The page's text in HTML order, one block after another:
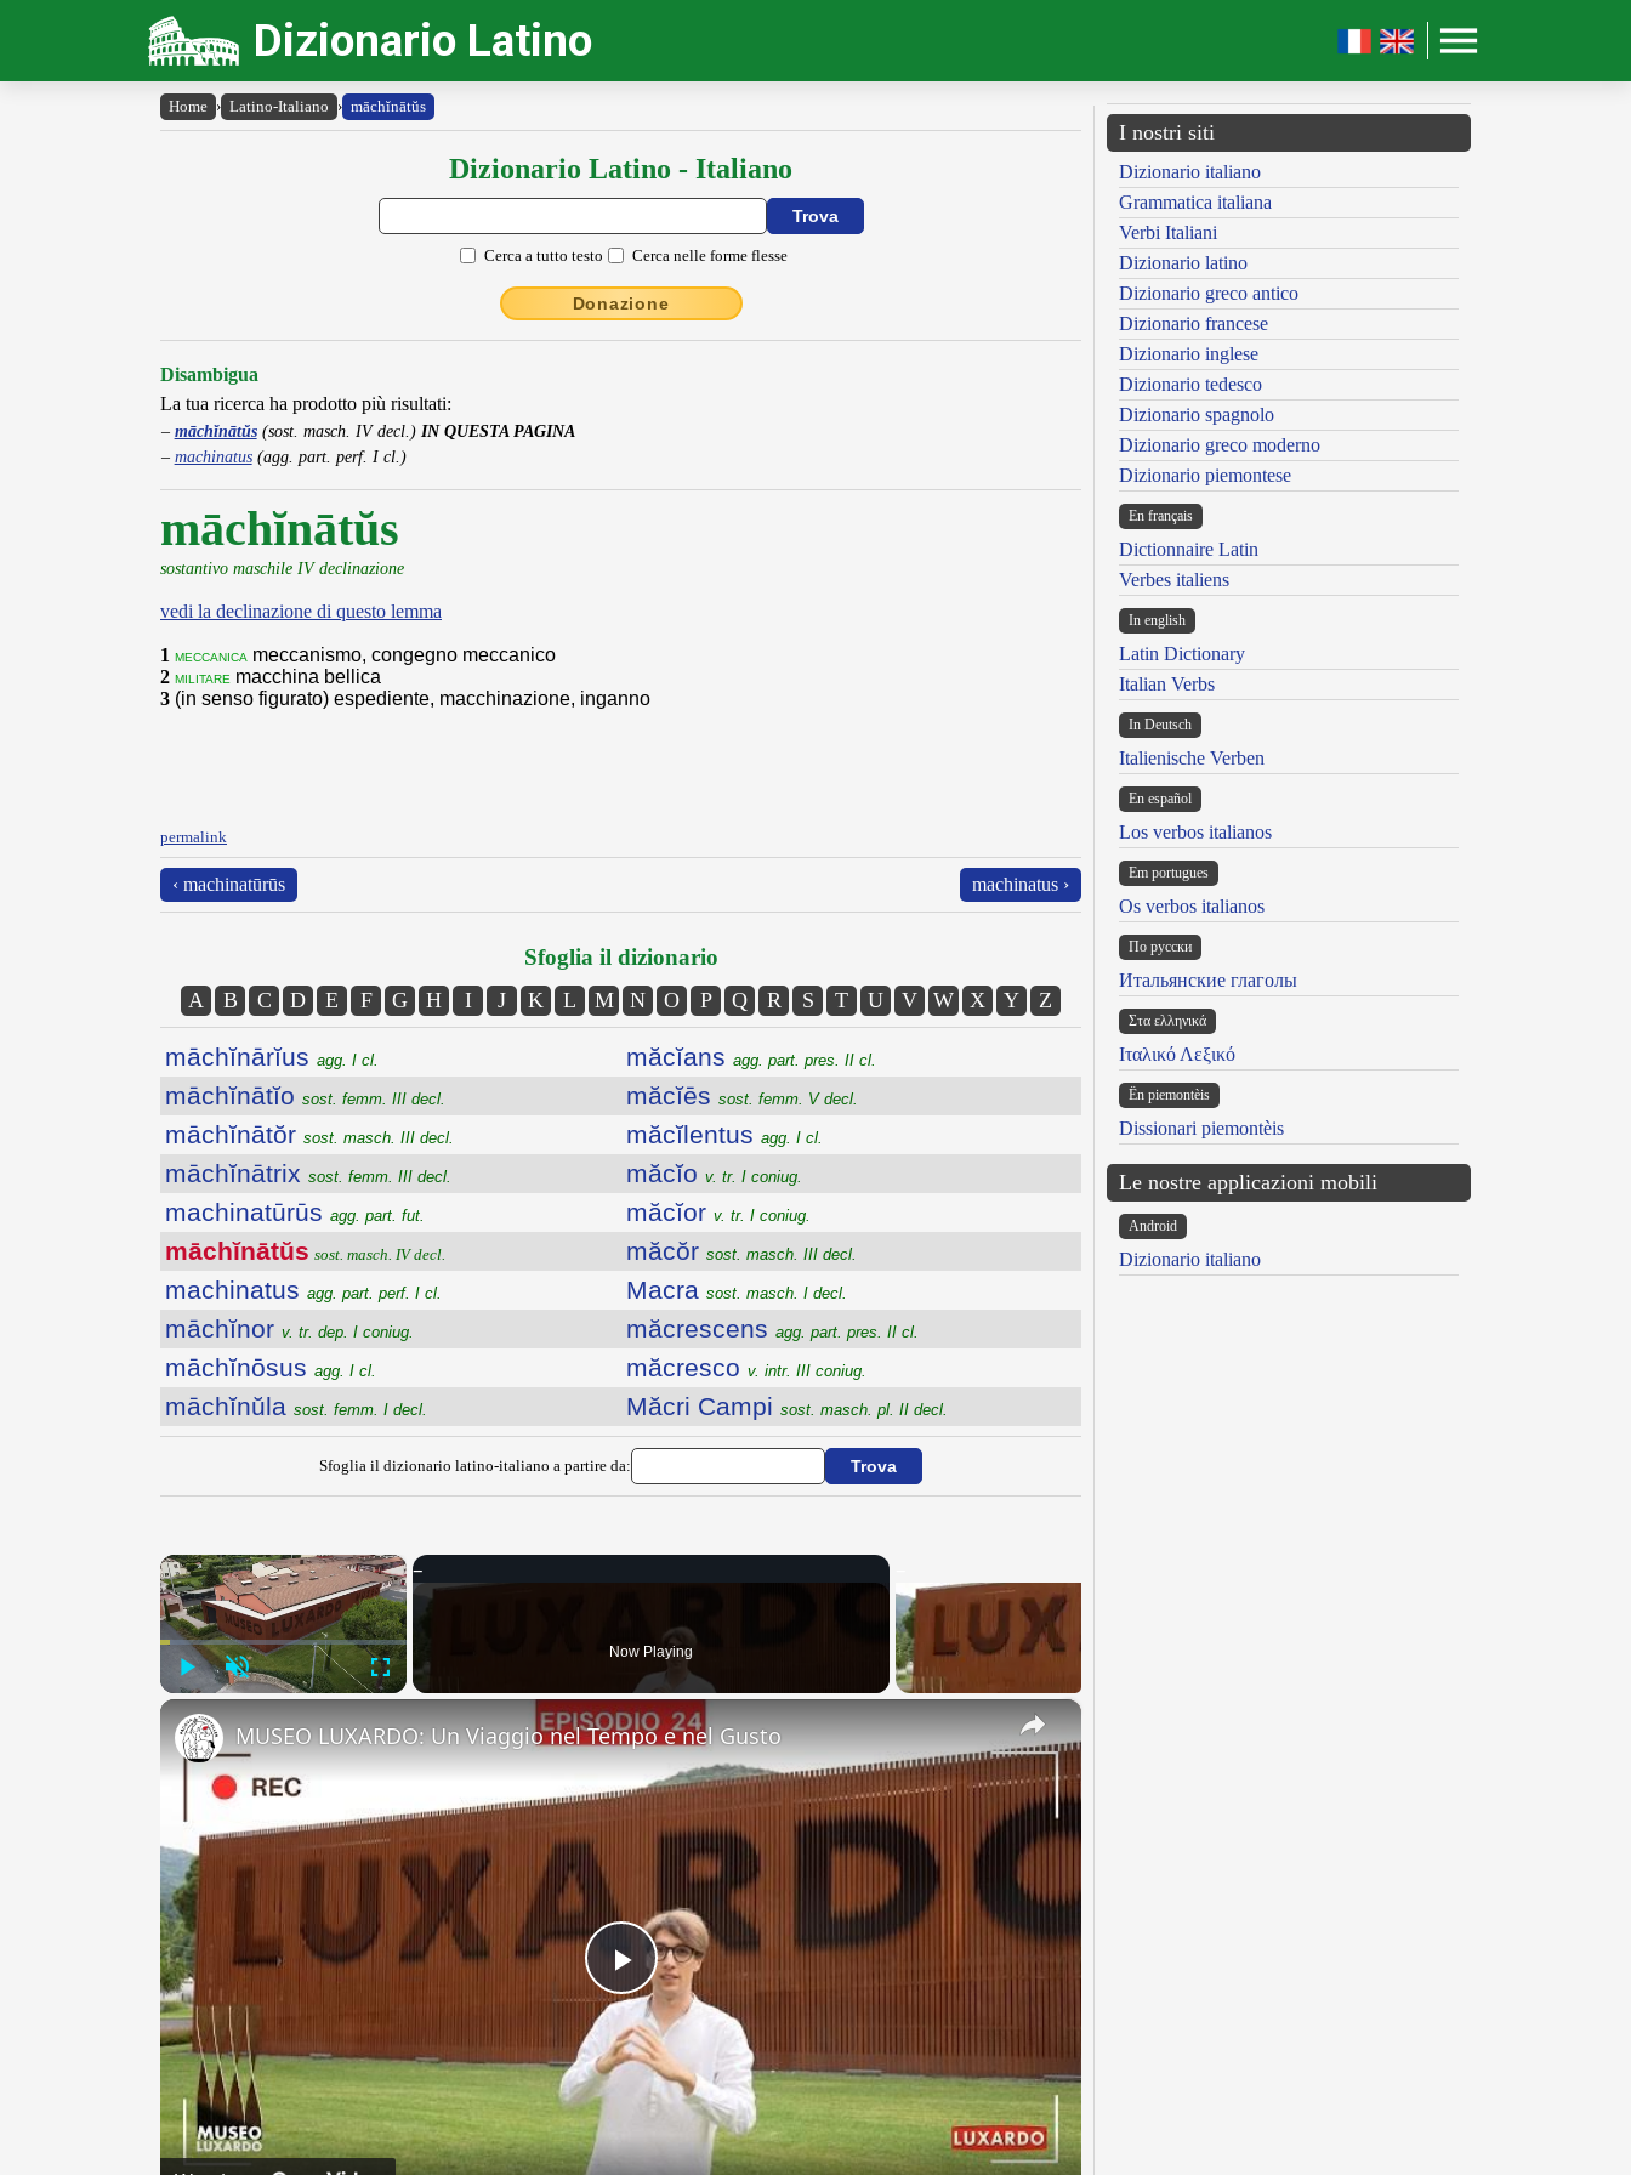
Dizionario Latino
Home › Latino-Italiano › māchĭnātŭs
Dizionario Latino - Italiano
Cerca a tutto testo Cerca nelle forme flesse
Donazione
Disambigua
La tua ricerca ha prodotto più risultati:
māchĭnātŭs(sost. masch. IV decl.) IN QUESTA PAGINA
machinatus(agg. part. perf. I cl.)
māchĭnātŭs
sostantivo maschile IV declinazione
vedi la declinazione di questo lemma
1 meccanica meccanismo, congegno meccanico
2 militare macchina bellica
3 (in senso figurato) espediente, macchinazione, inganno
permalink
‹ machinatūrūs machinatus ›
Sfoglia il dizionario
A B C D E F G H I J K L M N O P Q R S T U V W X Y Z
māchĭnārĭus agg. I cl.
māchĭnātĭo sost. femm. III decl.
māchĭnātŏr sost. masch. III decl.
māchĭnātrix sost. femm. III decl.
machinatūrūs agg. part. fut.
māchĭnātŭs sost. masch. IV decl.
machinatus agg. part. perf. I cl.
māchĭnor v. tr. dep. I coniug.
māchĭnōsus agg. I cl.
māchĭnŭla sost. femm. I decl.
măcĭans agg. part. pres. II cl.
măcĭēs sost. femm. V decl.
măcĭlentus agg. I cl.
măcĭo v. tr. I coniug.
măcĭor v. tr. I coniug.
măcŏr sost. masch. III decl.
Macra sost. masch. I decl.
măcrescens agg. part. pres. II cl.
măcresco v. intr. III coniug.
Măcri Campi sost. masch. pl. II decl.
Sfoglia il dizionario latino-italiano a partire da:
×
Play Unmute Fullscreen
Now Playing
×
Play
Video
MUSEO LUXARDO: Un Viaggio nel Tempo e nel Gusto
I nostri siti
Dizionario italiano
Grammatica italiana
Verbi Italiani
Dizionario latino
Dizionario greco antico
Dizionario francese
Dizionario inglese
Dizionario tedesco
Dizionario spagnolo
Dizionario greco moderno
Dizionario piemontese
En français
Dictionnaire Latin
Verbes italiens
In english
Latin Dictionary
Italian Verbs
In Deutsch
Italienische Verben
En español
Los verbos italianos
Em portugues
Os verbos italianos
По русски
Итальянские глаголы
Στα ελληνικά
Ιταλικό Λεξικό
Ën piemontèis
Dissionari piemontèis
Le nostre applicazioni mobili
Android
Dizionario italiano